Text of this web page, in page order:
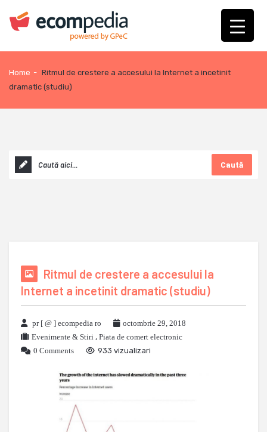
Home - Ritmul de crestere a accesului la Internet a incetinit
dramatic (studiu)
Caută
Ritmul de crestere a accesului la
Internet a incetinit dramatic (studiu)
pr [ @ ] ecompedia ro
octombrie 29, 2018
Evenimente & Stiri , Piata de comert electronic
0 Comments
933 vizualizari